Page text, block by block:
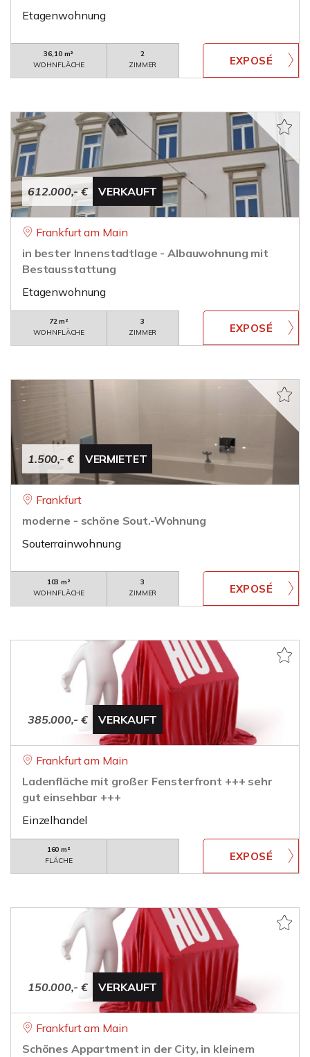
Etagenwohnung
36,10 m²
WOHNFLÄCHE
2
ZIMMER
612.000,- € VERKAUFT
Frankfurt am Main
in bester Innenstadtlage - Albauwohnung mit
Bestausstattung
Etagenwohnung
72 m²
WOHNFLÄCHE
3
ZIMMER
1.500,- € VERMIETET
Frankfurt
moderne - schöne Sout.-Wohnung
Souterrainwohnung
103 m²
WOHNFLÄCHE
3
ZIMMER
385.000,- € VERKAUFT
Frankfurt am Main
Ladenfläche mit großer Fensterfront +++ sehr
gut einsehbar +++
Einzelhandel
160 m²
FLÄCHE
150.000,- € VERKAUFT
Frankfurt am Main
Schönes Appartment in der City, in kleinem